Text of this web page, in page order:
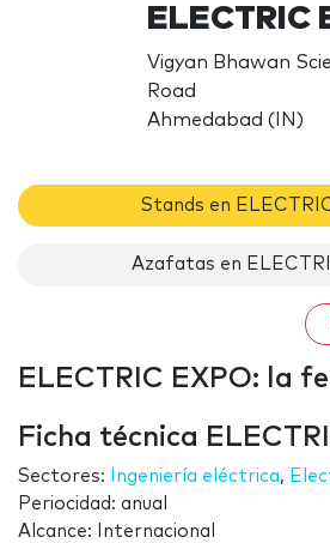
ELECTRIC
Vigyan Bhawan
Road
Ahmedabad (IN)
Stands en
Azafatas en
ELECTRIC EXPO: la
Ficha técnica
Sectores: Ingeniería eléctrica,
Periocidad: anual
Alcance: Internacional